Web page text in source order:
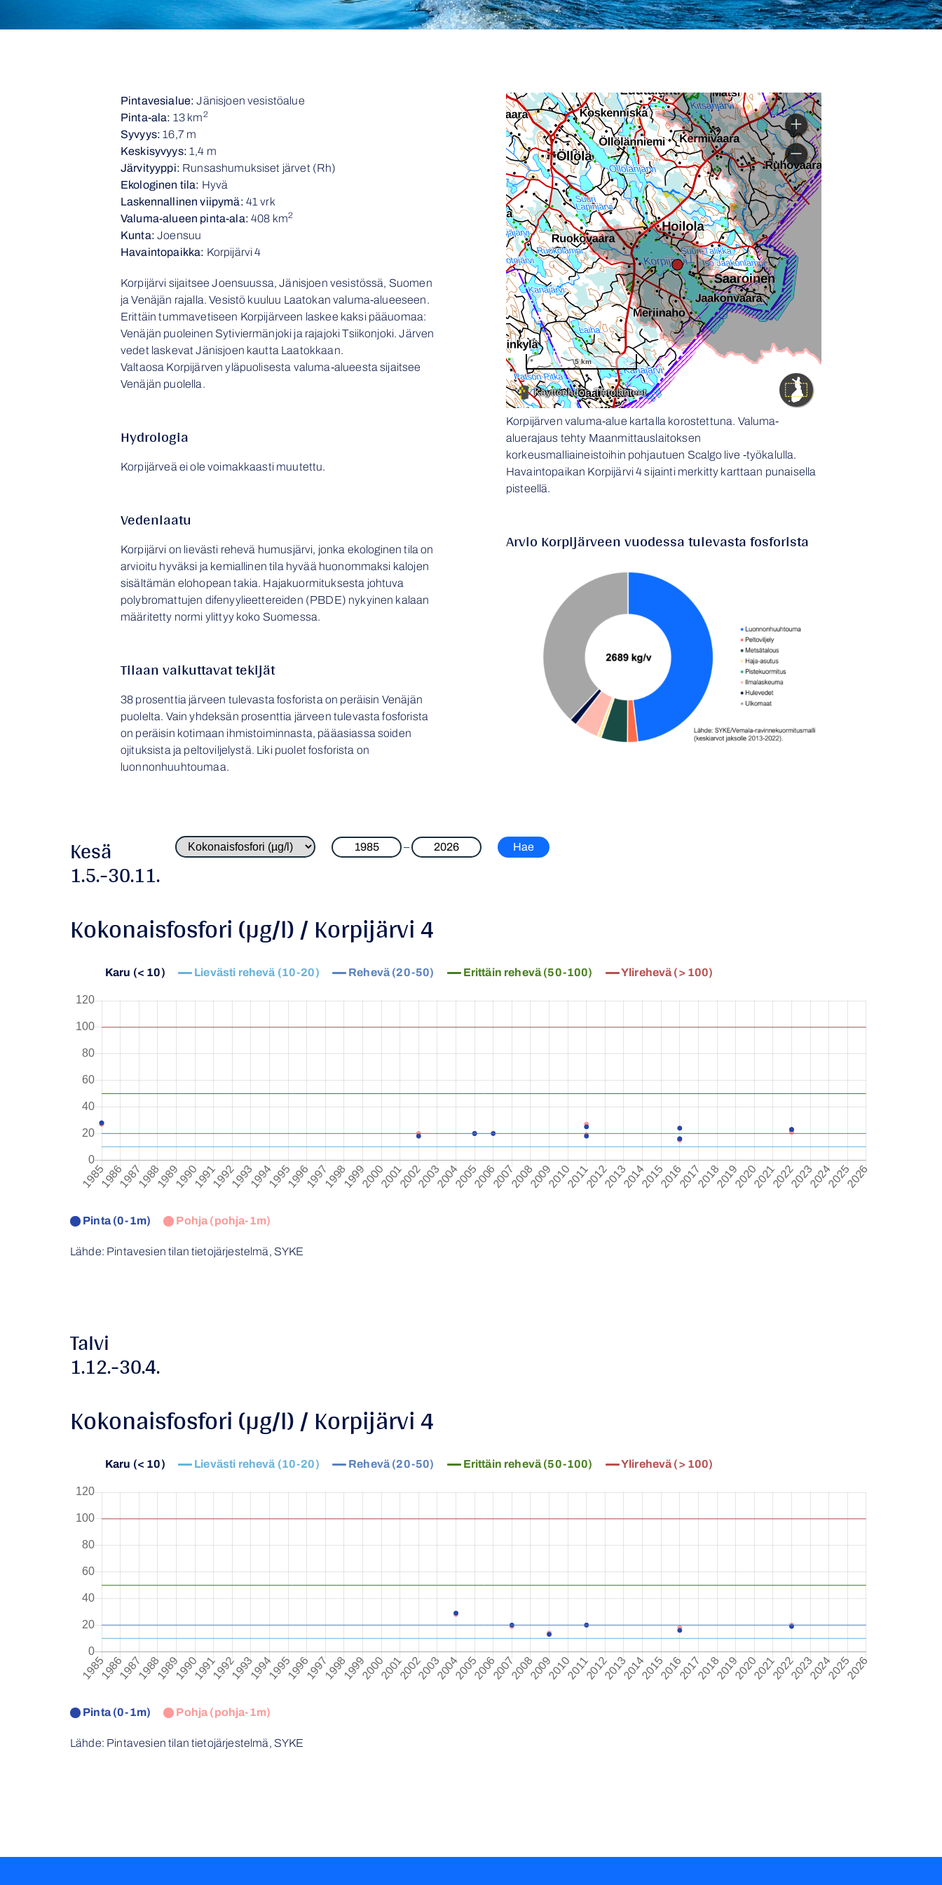
Pintavesialue: Jänisjoen vesistöalue
Pinta-ala: 13 km2
Syvyys: 16,7 m
Keskisyvyys: 1,4 m
Järvityyppi: Runsashumuksiset järvet (Rh)
Ekologinen tila: Hyvä
Laskennallinen viipymä: 41 vrk
Valuma-alueen pinta-ala: 408 km2
Kunta: Joensuu
Havaintopaikka: Korpijärvi 4
Korpijärvi sijaitsee Joensuussa, Jänisjoen vesistössä, Suomen
ja Venäjän rajalla. Vesistö kuuluu Laatokan valuma-alueeseen.
Erittäin tummavetiseen Korpijärveen laskee kaksi pääuomaa:
Venäjän puoleinen Sytiviermänjoki ja rajajoki Tsiikonjoki. Järven
vedet laskevat Jänisjoen kautta Laatokkaan.
Valtaosa Korpijärven yläpuolisesta valuma-alueesta sijaitsee
Venäjän puolella.
Hydrologia
Korpijärveä ei ole voimakkaasti muutettu.
Vedenlaatu
Korpijärvi on lievästi rehevä humusjärvi, jonka ekologinen tila on
arvioitu hyväksi ja kemiallinen tila hyvää huonommaksi kalojen
sisältämän elohopean takia. Hajakuormituksesta johtuva
polybromattujen difenyylieettereiden (PBDE) nykyinen kalaan
määritetty normi ylittyy koko Suomessa.
Tilaan vaikuttavat tekijät
38 prosenttia järveen tulevasta fosforista on peräisin Venäjän
puolelta. Vain yhdeksän prosenttia järveen tulevasta fosforista
on peräisin kotimaan ihmistoiminnasta, pääasiassa soiden
ojituksista ja peltoviljelystä. Liki puolet fosforista on
luonnonhuuhtoumaa.
Korpijärven valuma-alue kartalla korostettuna. Valuma-
aluerajaus tehty Maanmittauslaitoksen
korkeusmalliaineistoihin pohjautuen Scalgo live -työkalulla.
Havaintopaikan Korpijärvi 4 sijainti merkitty karttaan punaisella
pisteellä.
Arvio Korpijärveen vuodessa tulevasta fosforista
Kesä
1.5.-30.11.
–
Kokonaisfosfori (µg/l) / Korpijärvi 4
Karu (< 10) Lievästi rehevä (10-20) Rehevä (20-50) Erittäin rehevä (50-100) Ylirehevä (> 100)
Pinta (0-1m) Pohja (pohja-1m)
Lähde: Pintavesien tilan tietojärjestelmä, SYKE
Talvi
1.12.-30.4.
Kokonaisfosfori (µg/l) / Korpijärvi 4
Karu (< 10) Lievästi rehevä (10-20) Rehevä (20-50) Erittäin rehevä (50-100) Ylirehevä (> 100)
Pinta (0-1m) Pohja (pohja-1m)
Lähde: Pintavesien tilan tietojärjestelmä, SYKE